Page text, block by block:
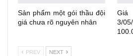
Sản phẩm một gói thầu đội
giá chưa rõ nguyên nhân
3/
PREV NEXT